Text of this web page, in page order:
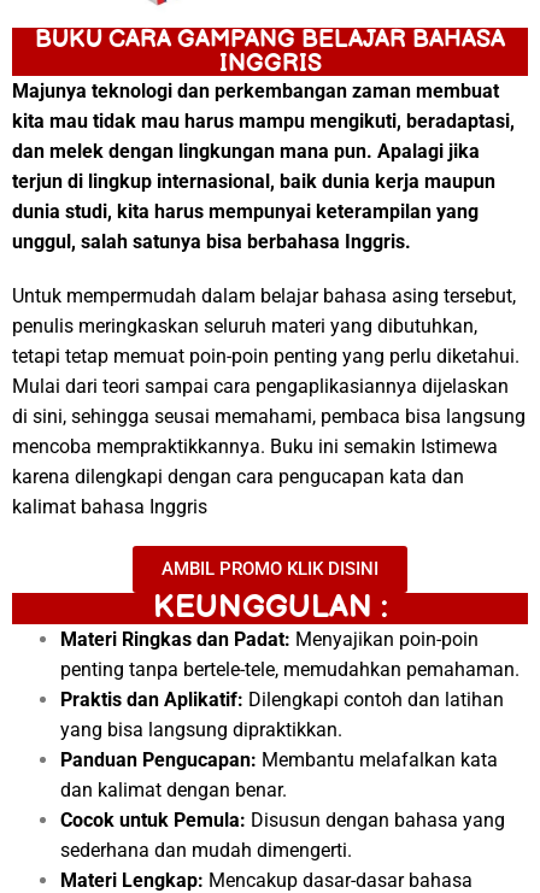
BUKU CARA GAMPANG BELAJAR BAHASA
INGGRIS
Majunya teknologi dan perkembangan zaman membuat
kita mau tidak mau harus mampu mengikuti, beradaptasi,
dan melek dengan lingkungan mana pun. Apalagi jika
terjun di lingkup internasional, baik dunia kerja maupun
dunia studi, kita harus mempunyai keterampilan yang
unggul, salah satunya bisa berbahasa Inggris.
Untuk mempermudah dalam belajar bahasa asing tersebut,
penulis meringkaskan seluruh materi yang dibutuhkan,
tetapi tetap memuat poin-poin penting yang perlu diketahui.
Mulai dari teori sampai cara pengaplikasiannya dijelaskan
di sini, sehingga seusai memahami, pembaca bisa langsung
mencoba mempraktikkannya. Buku ini semakin Istimewa
karena dilengkapi dengan cara pengucapan kata dan
kalimat bahasa Inggris
AMBIL PROMO KLIK DISINI
KEUNGGULAN :
Materi Ringkas dan Padat: Menyajikan poin-poin
penting tanpa bertele-tele, memudahkan pemahaman.
Praktis dan Aplikatif: Dilengkapi contoh dan latihan
yang bisa langsung dipraktikkan.
Panduan Pengucapan: Membantu melafalkan kata
dan kalimat dengan benar.
Cocok untuk Pemula: Disusun dengan bahasa yang
sederhana dan mudah dimengerti.
Materi Lengkap: Mencakup dasar-dasar bahasa